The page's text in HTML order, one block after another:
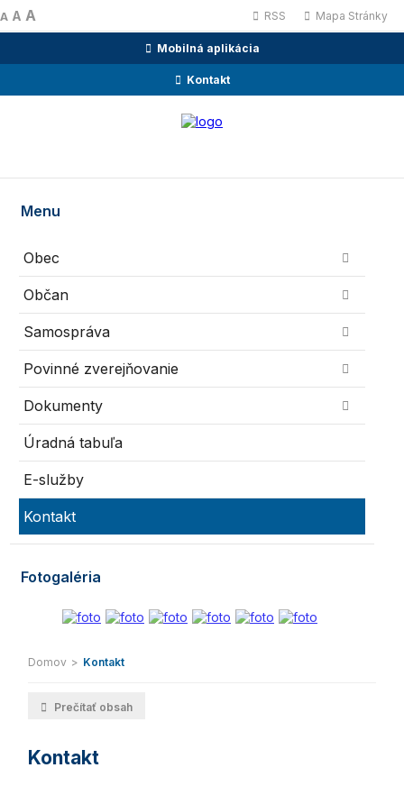
A A A RSS Mapa Stránky
Mobilná aplikácia
Kontakt
Menu
Obec
Občan
Samospráva
Povinné zverejňovanie
Dokumenty
Úradná tabuľa
E-služby
Kontakt
Fotogaléria
Domov > Kontakt
Prečítať obsah
Kontakt